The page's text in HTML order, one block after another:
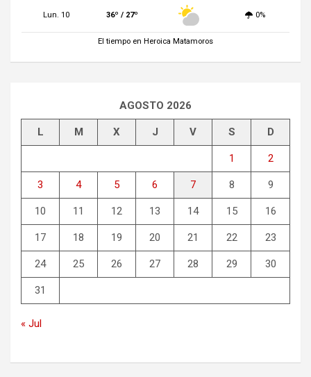
Lun. 10 36º / 27º 0%
El tiempo en Heroica Matamoros
AGOSTO 2026
L M X J V S D
1 2
3 4 5 6 7 8 9
10 11 12 13 14 15 16
17 18 19 20 21 22 23
24 25 26 27 28 29 30
31
« Jul